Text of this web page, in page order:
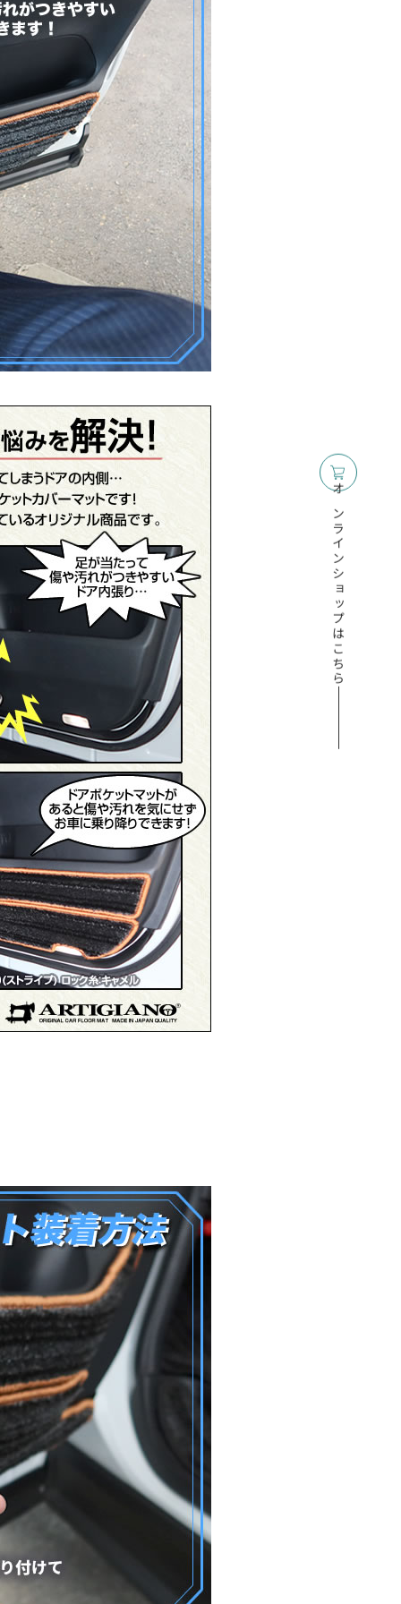
オンラインショップはこちら